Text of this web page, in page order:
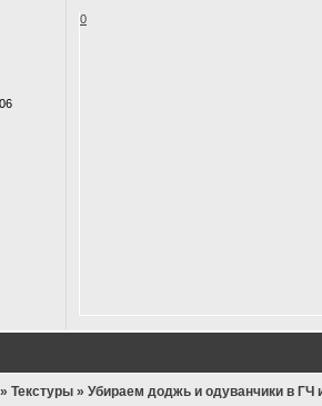
0
»Текстуры »Убираем доджь и одуванчики в ГЧ